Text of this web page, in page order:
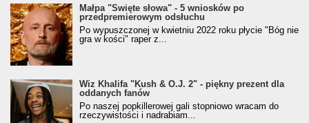
Małpa "Święte słowa" - 5 wniosków po
przedpremierowym odsłuchu
Po wypuszczonej w kwietniu 2022 roku płycie "Bóg nie
gra w kości" raper z...
Wiz Khalifa "Kush & O.J. 2" - piękny prezent dla
oddanych fanów
Po naszej popkillerowej gali stopniowo wracam do
rzeczywistości i nadrabiam...